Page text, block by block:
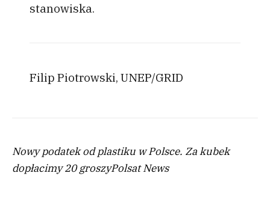
stanowiska.
Filip Piotrowski, UNEP/GRID
Nowy podatek od plastiku w Polsce. Za kubek
dopłacimy 20 groszyPolsat News